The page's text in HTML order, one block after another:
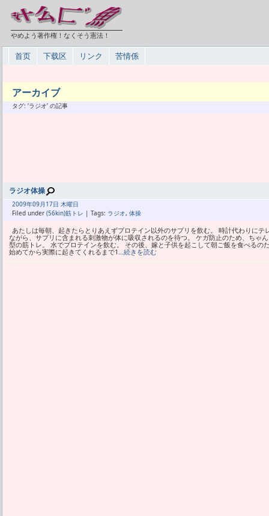
やめよう著作権！なくそう憲法！
首页 下载区 リンク 苦情係
アーカイブ
タグ: ‘ラジオ’ の記事
ラジオ体操
2009年09月 17日 木曜日
Filed under (56kin)筋トレ | Tags: ラジオ, 体操
あたしは毎朝、起きたらとりあえずプロテイン以外のサプリを飲む。 時計代わりに
ながら、サプリに含まれる刺激物が体に吸収されるのを待つ。 ケガ防止のため、ち
型の筋トレ。 水でプロテインを飲む。 その後、嫁と子供を起こして朝ご飯を食べる
始めてから実際に起きてくれるまで1 …続きを読む